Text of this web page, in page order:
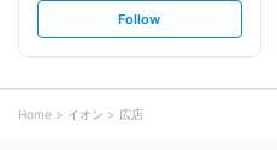
s
l
o
w
Follow
Home イオン 広店